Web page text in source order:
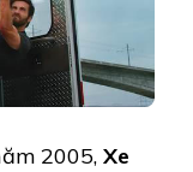
2005, Xe